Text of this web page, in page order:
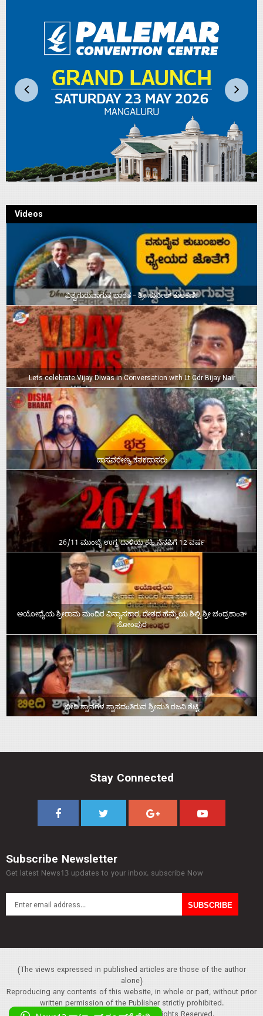
Videos
ವಿಶ್ವಗುರುವಾಗುತ್ತ ಭಾರತ – ಶ್ರೀ ಸುನೀಲ್‌ ಕುಲಕರ್ಣಿ
Lets celebrate Vijay Diwas in Conversation with Lt Cdr Bijay Nair
ದಾಸವರೇಣ್ಯ ಕನಕದಾಸರು
26/11 ಮುಂಬೈ ಉಗ್ರ ದಾಳಿಯ ಕಹಿ ನೆನಪಿಗೆ 12 ವರ್ಷ
ಅಯೋಧ್ಯೆಯ ಶ್ರೀರಾಮ ಮಂದಿರ ವಿನ್ಯಾಸಕಾರ, ದೇಶದ ಹೆಮ್ಮೆಯ ಶಿಲ್ಪಿ ಶ್ರೀ ಚಂದ್ರಕಾಂತ್‌
ಸೋಂಪುರ
ಬೀದಿ ಶ್ವಾನಗಳ ಶ್ವಾಸದಂತಿರುವ ಶ್ರೀಮತಿ ರಜನಿ ಶೆಟ್ಟಿ
Stay Connected
Subscribe Newsletter
Get latest News13 updates to your inbox. subscribe Now
(The views expressed in published articles are those of the author
alone)
Reproducing any contents of this website, in whole or part, without prior
written permission of the Publisher strictly prohibited.